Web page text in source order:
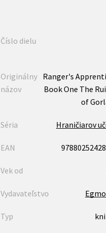
Číslo dielu
Originálny
názov
Ranger's
Book One The
of
Séria Hraničiarov
EAN
Vek od
Vydavateľstvo
Typ